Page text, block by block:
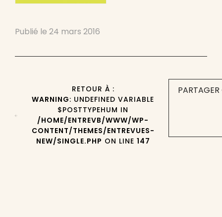
Publié le 24 mars 2016
RETOUR À :
WARNING: UNDEFINED VARIABLE
$POSTTYPEHUM IN
/HOME/ENTREVB/WWW/WP-
CONTENT/THEMES/ENTREVUES-
NEW/SINGLE.PHP ON LINE 147